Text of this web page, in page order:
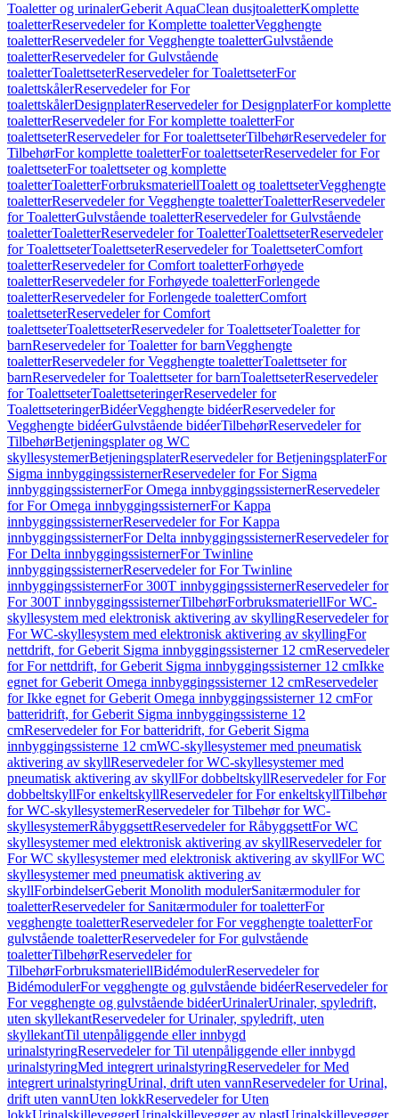
Toaletter og urinalerGeberit AquaClean dusjtoaletterKomplette
toaletterReservedeler for Komplette toaletterVegghengte
toaletterReservedeler for Vegghengte toaletterGulvstående
toaletterReservedeler for Gulvstående
toaletterToalettseterReservedeler for ToalettseterFor
toalettskålerReservedeler for For
toalettskålerDesignplaterReservedeler for DesignplaterFor komplette
toaletterReservedeler for For komplette toaletterFor
toalettseterReservedeler for For toalettseterTilbehørReservedeler for
TilbehørFor komplette toaletterFor toalettseterReservedeler for For
toalettseterFor toalettseter og komplette
toaletterToaletterForbruksmateriellToalett og toalettseterVegghengte
toaletterReservedeler for Vegghengte toaletterToaletterReservedeler
for ToaletterGulvstående toaletterReservedeler for Gulvstående
toaletterToaletterReservedeler for ToaletterToalettseterReservedeler
for ToalettseterToalettseterReservedeler for ToalettseterComfort
toaletterReservedeler for Comfort toaletterForhøyede
toaletterReservedeler for Forhøyede toaletterForlengede
toaletterReservedeler for Forlengede toaletterComfort
toalettseterReservedeler for Comfort
toalettseterToalettseterReservedeler for ToalettseterToaletter for
barnReservedeler for Toaletter for barnVegghengte
toaletterReservedeler for Vegghengte toaletterToalettseter for
barnReservedeler for Toalettseter for barnToalettseterReservedeler
for ToalettseterToalettseteringerReservedeler for
ToalettseteringerBidéerVegghengte bidéerReservedeler for
Vegghengte bidéerGulvstående bidéerTilbehørReservedeler for
TilbehørBetjeningsplater og WC
skyllesystemerBetjeningsplaterReservedeler for BetjeningsplaterFor
Sigma innbyggingssisternerReservedeler for For Sigma
innbyggingssisternerFor Omega innbyggingssisternerReservedeler
for For Omega innbyggingssisternerFor Kappa
innbyggingssisternerReservedeler for For Kappa
innbyggingssisternerFor Delta innbyggingssisternerReservedeler for
For Delta innbyggingssisternerFor Twinline
innbyggingssisternerReservedeler for For Twinline
innbyggingssisternerFor 300T innbyggingssisternerReservedeler for
For 300T innbyggingssisternerTilbehørForbruksmateriellFor WC-
skyllesystem med elektronisk aktivering av skyllingReservedeler for
For WC-skyllesystem med elektronisk aktivering av skyllingFor
nettdrift, for Geberit Sigma innbyggingssisterner 12 cmReservedeler
for For nettdrift, for Geberit Sigma innbyggingssisterner 12 cmIkke
egnet for Geberit Omega innbyggingssisterner 12 cmReservedeler
for Ikke egnet for Geberit Omega innbyggingssisterner 12 cmFor
batteridrift, for Geberit Sigma innbyggingssisterne 12
cmReservedeler for For batteridrift, for Geberit Sigma
innbyggingssisterne 12 cmWC-skyllesystemer med pneumatisk
aktivering av skyllReservedeler for WC-skyllesystemer med
pneumatisk aktivering av skyllFor dobbeltskyllReservedeler for For
dobbeltskyllFor enkeltskyllReservedeler for For enkeltskyllTilbehør
for WC-skyllesystemerReservedeler for Tilbehør for WC-
skyllesystemerRåbyggsettReservedeler for RåbyggsettFor WC
skyllesystemer med elektronisk aktivering av skyllReservedeler for
For WC skyllesystemer med elektronisk aktivering av skyllFor WC
skyllesystemer med pneumatisk aktivering av
skyllForbindelserGeberit Monolith modulerSanitærmoduler for
toaletterReservedeler for Sanitærmoduler for toaletterFor
vegghengte toaletterReservedeler for For vegghengte toaletterFor
gulvstående toaletterReservedeler for For gulvstående
toaletterTilbehørReservedeler for
TilbehørForbruksmateriellBidémodulerReservedeler for
BidémodulerFor vegghengte og gulvstående bidéerReservedeler for
For vegghengte og gulvstående bidéerUrinalerUrinaler, spyledrift,
uten skyllekantReservedeler for Urinaler, spyledrift, uten
skyllekantTil utenpåliggende eller innbygd
urinalstyringReservedeler for Til utenpåliggende eller innbygd
urinalstyringMed integrert urinalstyringReservedeler for Med
integrert urinalstyringUrinal, drift uten vannReservedeler for Urinal,
drift uten vannUten lokkReservedeler for Uten
lokkUrinalskilleveggerUrinalskillevegger av plastUrinalskillevegger